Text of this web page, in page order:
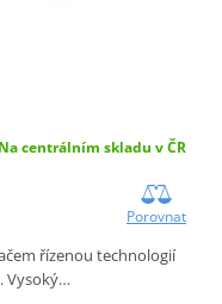
Na centrálním skladu v ČR
Porovnat
řízenou technologií
Vysoký…